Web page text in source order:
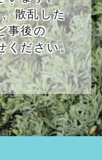
散乱した
事後の
ください。